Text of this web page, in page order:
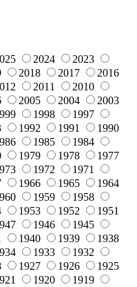
2024
2023
2018 2017
2016
2011
2010
2005 2004
2003
1998
1997
1992 1991
1990
1985
1984
1979 1978
1977
1972
1971
1966 1965
1964
1959
1958
1953 1952
1951
1946
1945
1940 1939
1938
1933
1932
1927 1926
1925
1920
1919